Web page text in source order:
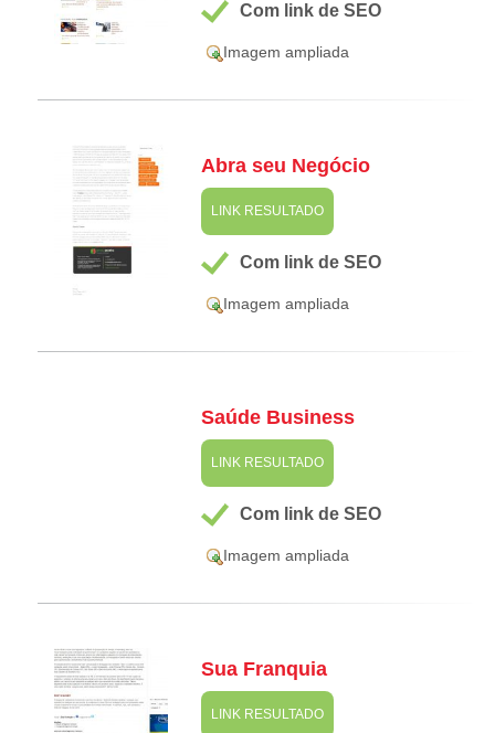
Com link de SEO
Imagem ampliada
Abra seu Negócio
LINK RESULTADO
Com link de SEO
Imagem ampliada
Saúde Business
LINK RESULTADO
Com link de SEO
Imagem ampliada
Sua Franquia
LINK RESULTADO